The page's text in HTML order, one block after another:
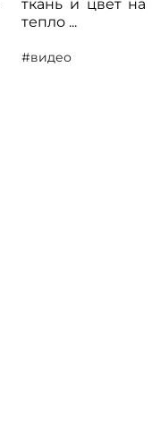
ткань и цвет на
тепло ...
#видео